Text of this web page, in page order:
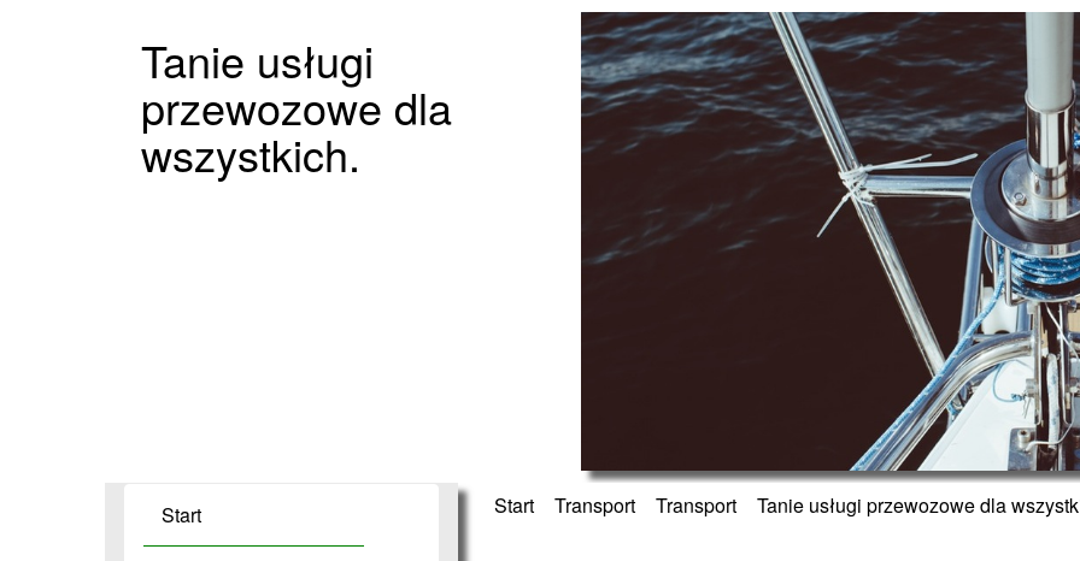
Tanie usługi
przewozowe dla
wszystkich.
Start Start» Transport» Transport» Tanie usługi przewozowe dla